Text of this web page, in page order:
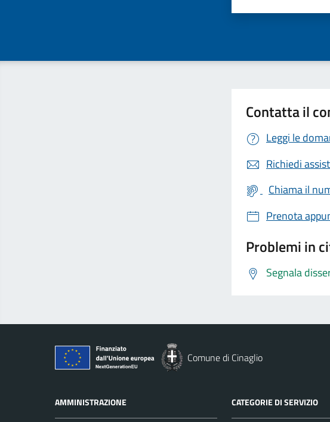
Contatta il
Leggi le
Richiedi
Chiama il
Prenota
Problemi in
Segnala
Comune di Cinaglio
AMMINISTRAZIONE CATEGORIE DI SERVIZIO